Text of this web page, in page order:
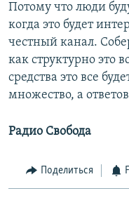
Потому что люди
когда это будет
честный канал.
как структурно это
средства это все
множество, а
Радио Свобода
Поделиться